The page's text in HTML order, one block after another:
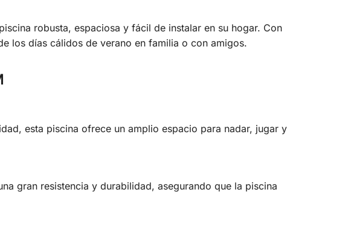
robusta, espaciosa y fácil de instalar en su hogar. Con
los días cálidos de verano en familia o con amigos.
esta piscina ofrece un amplio espacio para nadar, jugar y
gran resistencia y durabilidad, asegurando que la piscina